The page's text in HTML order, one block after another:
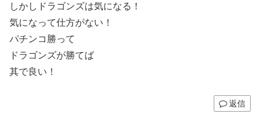
しかしドラゴンズは気になる！
気になって仕方がない！
パチンコ勝って
ドラゴンズが勝てば
其で良い！
返信